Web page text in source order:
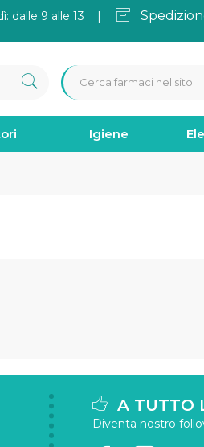
dalle 9 alle 13 |
Igiene
A TUTTO
Diventa nostro